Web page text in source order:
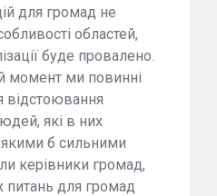
для громад не
областей,
буде провалено.
ми повинні
відстоювання
які в них
б сильними
керівники громад,
питань для громад